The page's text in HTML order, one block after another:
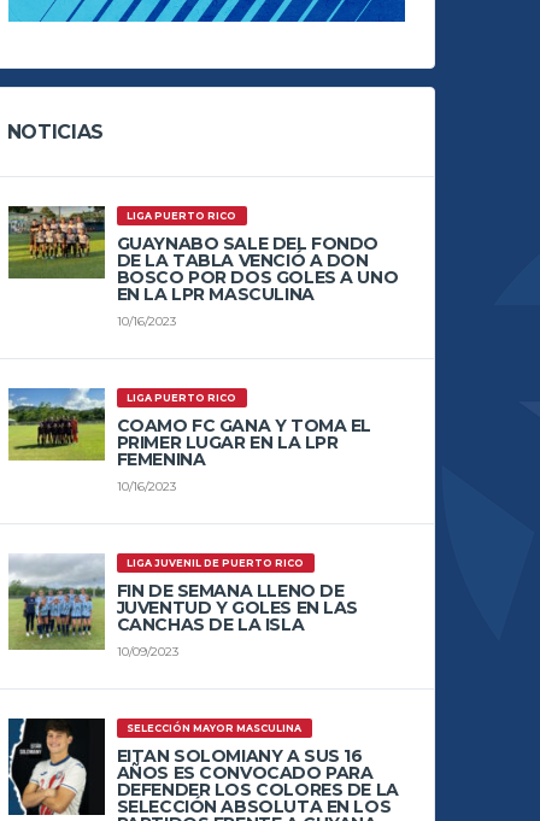
NOTICIAS
LIGA PUERTO RICO
GUAYNABO SALE DEL FONDO
DE LA TABLA VENCIÓ A DON
BOSCO POR DOS GOLES A UNO
EN LA LPR MASCULINA
10/16/2023
LIGA PUERTO RICO
COAMO FC GANA Y TOMA EL
PRIMER LUGAR EN LA LPR
FEMENINA
10/16/2023
LIGA JUVENIL DE PUERTO RICO
FIN DE SEMANA LLENO DE
JUVENTUD Y GOLES EN LAS
CANCHAS DE LA ISLA
10/09/2023
SELECCIÓN MAYOR MASCULINA
EITAN SOLOMIANY A SUS 16
AÑOS ES CONVOCADO PARA
DEFENDER LOS COLORES DE LA
SELECCIÓN ABSOLUTA EN LOS